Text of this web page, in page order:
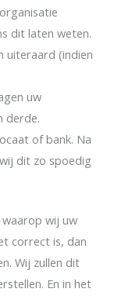
dit laten weten.
uiteraard (indien
uw
derde.
of bank. Na
dit zo spoedig
wij uw
correct is, dan
Wij zullen dit
En in het